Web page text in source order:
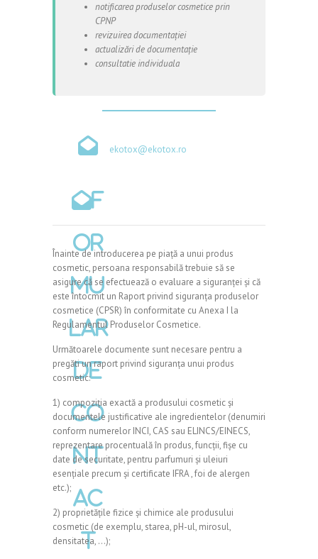
notificarea produselor cosmetice prin
CPNP
revizuirea documentației
actualizări de documentație
consultatie individuala
ekotox@ekotox.ro
F
or
mu
lar
de
co
nt
ac
t
Înainte de introducerea pe piață a unui produs
cosmetic, persoana responsabilă trebuie să se
asigure că se efectuează o evaluare a siguranței și că
este întocmit un Raport privind siguranța produselor
cosmetice (CPSR) în conformitate cu Anexa I la
Regulamentul Produselor Cosmetice.
Următoarele documente sunt necesare pentru a
pregăti un raport privind siguranța unui produs
cosmetic:
1) compoziția exactă a produsului cosmetic și
documentele justificative ale ingredientelor (denumiri
conform numerelor INCI, CAS sau ELINCS/EINECS,
reprezentare procentuală în produs, funcții, fișe cu
date de securitate, pentru parfumuri și uleiuri
esențiale precum și certificate IFRA , foi de alergen
etc.);
2) proprietățile fizice și chimice ale produsului
cosmetic (de exemplu, starea, pH-ul, mirosul,
densitatea, …);